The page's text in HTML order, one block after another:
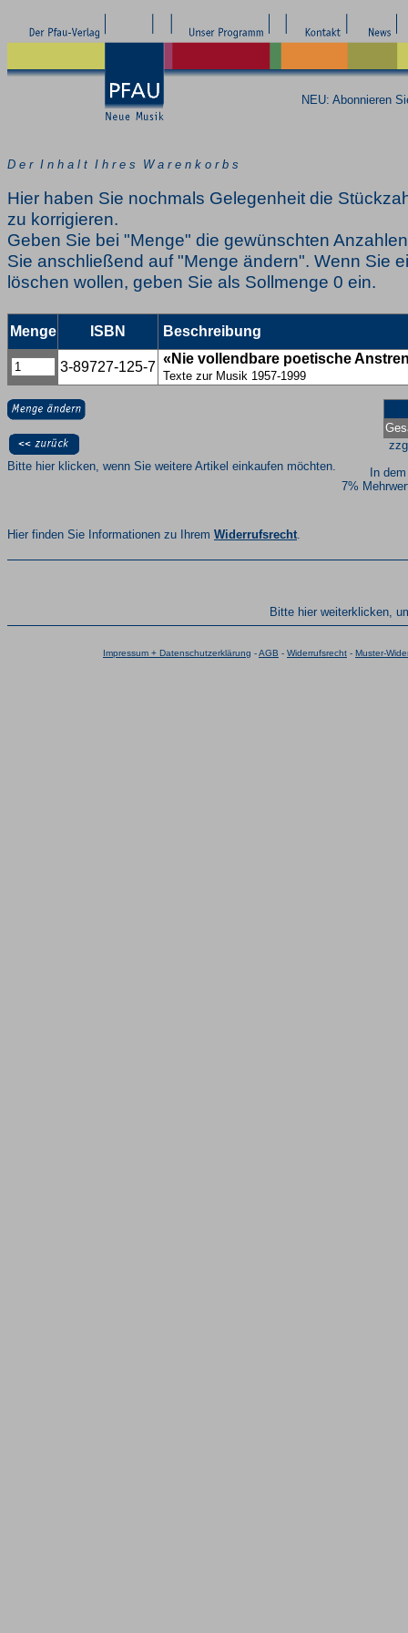
NEU: Abonnieren
D e r I n h a l t I h r e s W a r e n k o r b s
Hier haben Sie nochmals Gelegenheit die
zu korrigieren.
Geben Sie bei "Menge" die gewünschten
Sie anschließend auf "Menge ändern". Wenn Sie
löschen wollen, geben Sie als Sollmenge 0 ein.
Menge ISBN Beschreibung
3-89727-125-7
«Nie vollendbare poetische
Texte zur Musik 1957-1999
In
7%
Bitte hier klicken, wenn Sie weitere Artikel einkaufen möchten.
Hier finden Sie Informationen zu Ihrem Widerrufsrecht.
Bitte hier weiterklicken,
Impressum + Datenschutzerklärung -AGB - Widerrufsrecht - Muster-